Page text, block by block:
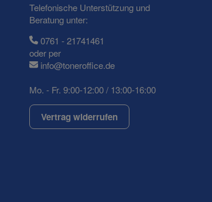
Ihre Frage
Telefonische Unterstützung und
Beratung unter:
0761 - 21741461
oder per
info@toneroffice.de
Mo. - Fr. 9:00-12:00 / 13:00-16:00
Vertrag widerrufen